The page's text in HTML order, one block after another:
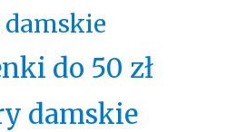
do 50 zł
damskie